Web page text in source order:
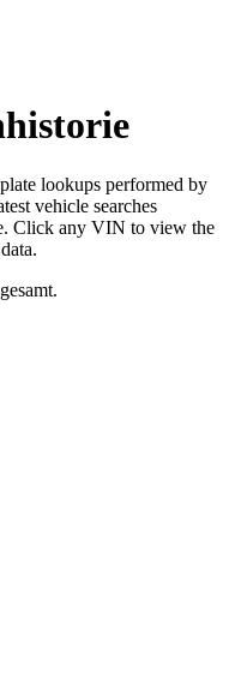
lookups performed by
vehicle searches
Click any VIN to view the